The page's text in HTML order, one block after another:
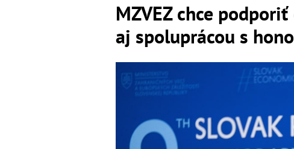
MZVEZ chce
aj spoluprácou s